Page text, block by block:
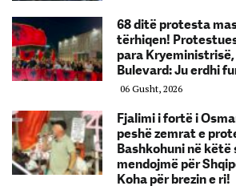
68 ditë protesta
tërhiqen!
para
Bulevard: Ju erdhi
06 Gusht, 2026
Fjalimi i fortë i
peshë zemrat e
Bashkohuni në këtë
mendojmë për
Koha për brezin e ri!